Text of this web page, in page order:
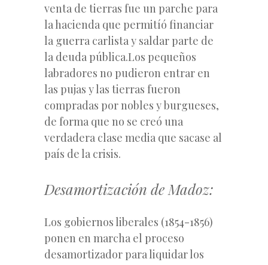
venta de tierras fue un parche para
la hacienda que permitíó financiar
la guerra carlista y saldar parte de
la deuda pública.Los pequeños
labradores no pudieron entrar en
las pujas y las tierras fueron
compradas por nobles y burgueses,
de forma que no se creó una
verdadera clase media que sacase al
país de la crisis.
Desamortización de Madoz:
Los gobiernos liberales (1854-1856)
ponen en marcha el proceso
desamortizador para liquidar los